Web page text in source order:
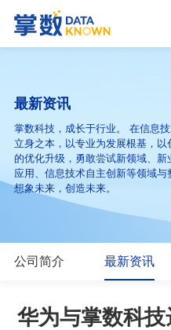
最新资讯
掌数科技，成长于行业。 在信息
立身之本，以专业为发展根基，
的优化升级，勇敢尝试新领域、
应用、信息技术自主创新等领域
想象未来，创造未来。
公司简介 最新资讯
华为与掌数科